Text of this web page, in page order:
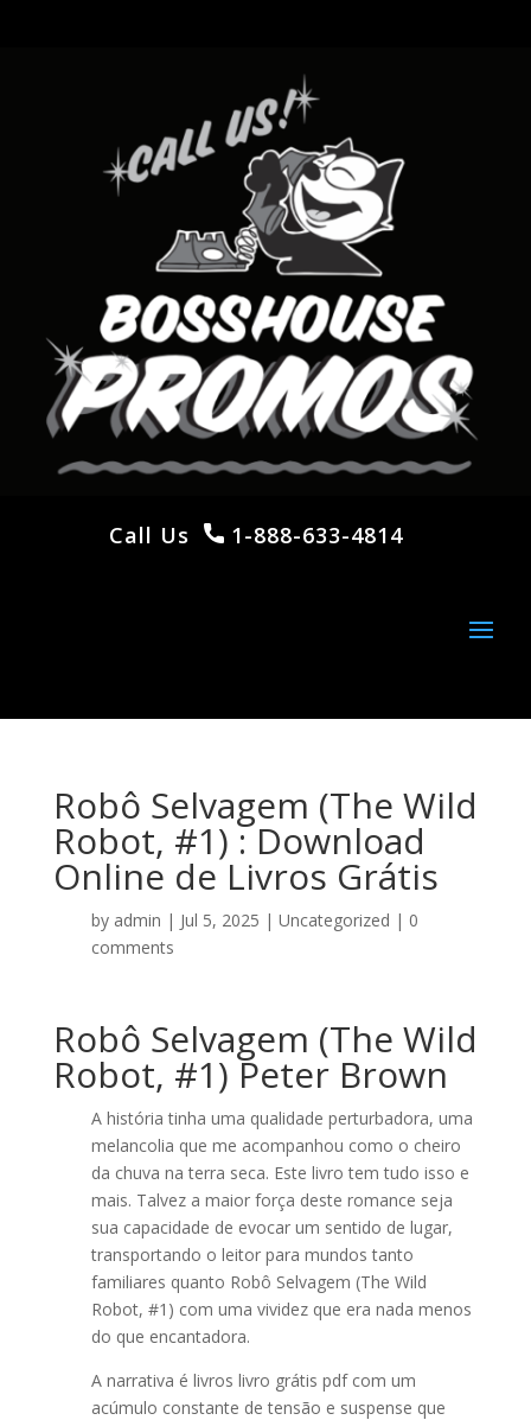
Call Us 1-888-633-4814
Robô Selvagem (The Wild
Robot, #1) : Download
Online de Livros Grátis
by admin | Jul 5, 2025 | Uncategorized | 0
comments
Robô Selvagem (The Wild
Robot, #1) Peter Brown
A história tinha uma qualidade perturbadora, uma
melancolia que me acompanhou como o cheiro
da chuva na terra seca. Este livro tem tudo isso e
mais. Talvez a maior força deste romance seja
sua capacidade de evocar um sentido de lugar,
transportando o leitor para mundos tanto
familiares quanto Robô Selvagem (The Wild
Robot, #1) com uma vividez que era nada menos
do que encantadora.
A narrativa é livros livro grátis pdf com um
acúmulo constante de tensão e suspense que